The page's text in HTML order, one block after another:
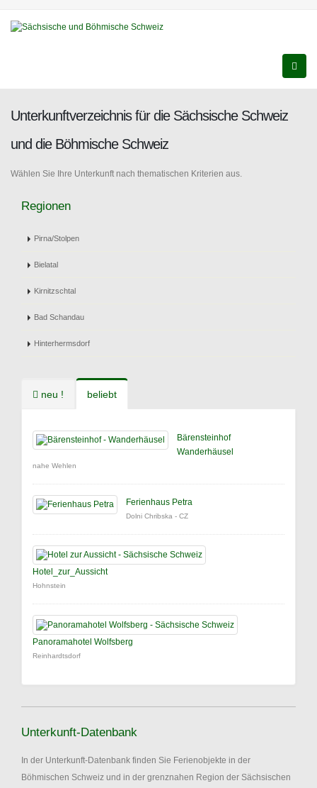
Unterkunftverzeichnis für die Sächsische Schweiz
und die Böhmische Schweiz
Wählen Sie Ihre Unterkunft nach thematischen Kriterien aus.
Regionen
Pirna/Stolpen
Bielatal
Kirnitzschtal
Bad Schandau
Hinterhermsdorf
neu ! beliebt
Bärensteinhof
Wanderhäusel
nahe Wehlen
Ferienhaus Petra
Dolni Chribska - CZ
Hotel_zur_Aussicht
Hohnstein
Panoramahotel Wolfsberg
Reinhardtsdorf
Unterkunft-Datenbank
In der Unterkunft-Datenbank finden Sie Ferienobjekte in der
Böhmischen Schweiz und in der grenznahen Region der Sächsischen